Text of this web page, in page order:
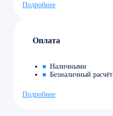
Подробнее
Оплата
Наличными
Безналичный расчёт
Подробнее